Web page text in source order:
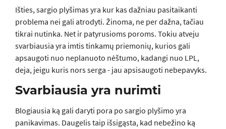
Išties, sargio plyšimas yra kur kas dažniau pasitaikanti
problema nei gali atrodyti. Žinoma, ne per dažna, tačiau
tikrai nutinka. Net ir patyrusioms poroms. Tokiu atveju
svarbiausia yra imtis tinkamų priemonių, kurios gali
apsaugoti nuo neplanuoto nėštumo, kadangi nuo LPL,
deja, jeigu kuris nors serga - jau apsisaugoti nebepavyks.
Svarbiausia yra nurimti
Blogiausia ką gali daryti pora po sargio plyšimo yra
panikavimas. Daugelis taip išsigąsta, kad nebežino ką